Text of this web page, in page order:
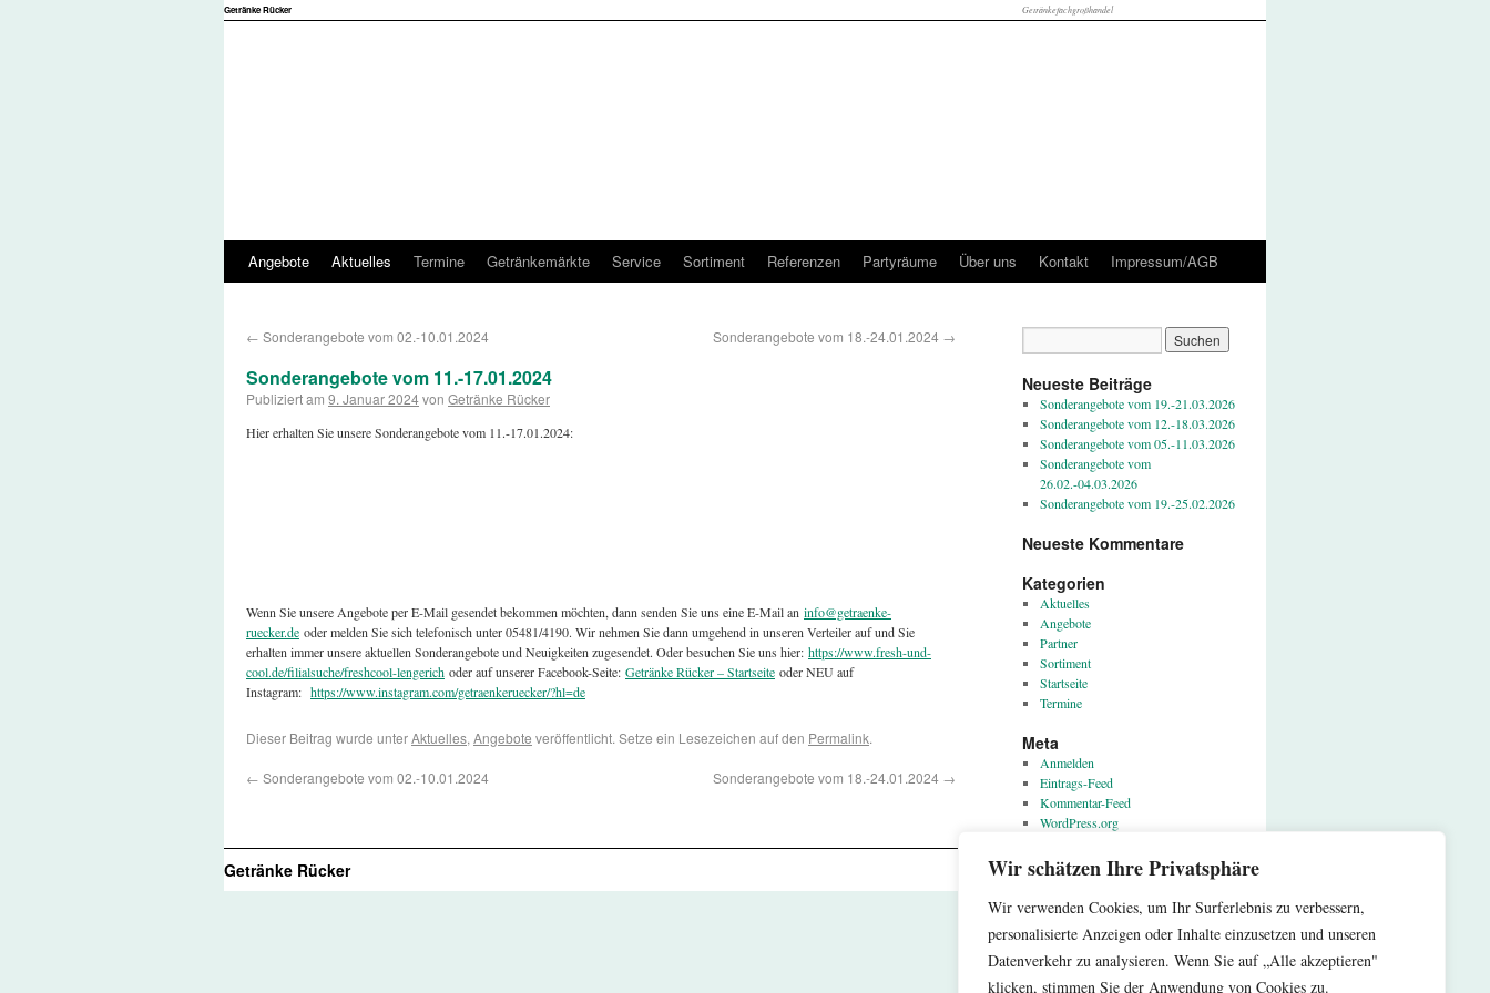
Wir schätzen Ihre Privatsphäre
Wir verwenden Cookies, um Ihr Surferlebnis zu verbessern,
personalisierte Anzeigen oder Inhalte einzusetzen und unseren
Datenverkehr zu analysieren. Wenn Sie auf „Alle akzeptieren"
klicken, stimmen Sie der Anwendung von Cookies zu.
Getränke Rücker Getränkefachgroßhandel
Angebote Aktuelles Termine Getränkemärkte Service Sortiment Referenzen Partyräume Über uns Kontakt Impressum/AGB
← Sonderangebote vom 02.-10.01.2024 Sonderangebote vom 18.-24.01.2024 →
Sonderangebote vom 11.-17.01.2024
Publiziert am 9. Januar 2024von Getränke Rücker
Hier erhalten Sie unsere Sonderangebote vom 11.-17.01.2024:
Wenn Sie unsere Angebote per E-Mail gesendet bekommen möchten, dann senden Sie uns eine E-Mail an info@getraenke-
ruecker.de oder melden Sie sich telefonisch unter 05481/4190. Wir nehmen Sie dann umgehend in unseren Verteiler auf und Sie
erhalten immer unsere aktuellen Sonderangebote und Neuigkeiten zugesendet. Oder besuchen Sie uns hier: https://www.fresh-und-
cool.de/filialsuche/freshcool-lengerich oder auf unserer Facebook-Seite: Getränke Rücker – Startseite oder NEU auf
Instagram: https://www.instagram.com/getraenkeruecker/?hl=de
Dieser Beitrag wurde unterAktuelles, Angebote veröffentlicht. Setze ein Lesezeichen auf den Permalink.
← Sonderangebote vom 02.-10.01.2024 Sonderangebote vom 18.-24.01.2024 →
Neueste Beiträge
Sonderangebote vom 19.-21.03.2026
Sonderangebote vom 12.-18.03.2026
Sonderangebote vom 05.-11.03.2026
Sonderangebote vom
26.02.-04.03.2026
Sonderangebote vom 19.-25.02.2026
Neueste Kommentare
Kategorien
Aktuelles
Angebote
Partner
Sortiment
Startseite
Termine
Meta
Anmelden
Eintrags-Feed
Kommentar-Feed
WordPress.org
Getränke Rücker Proudly powered by WordPress.